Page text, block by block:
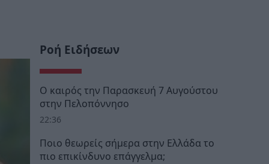
Ροή Ειδήσεων
Ο καιρός την Παρασκευή 7 Αυγούστου
στην Πελοπόννησο
22:36
Ποιο θεωρείς σήμερα στην Ελλάδα το
πιο επικίνδυνο επάγγελμα;